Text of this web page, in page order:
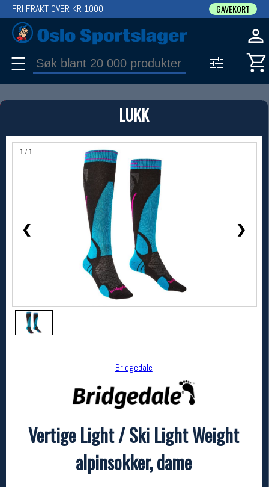
LUKK
1 / 1
❮ ❯
Bridgedale
Vertige Light / Ski Light Weight
alpinsokker, dame
FRI FRAKT OVER KR 1000 GAVEKORT
☰
PRODUKT
Produkter (1)
Bruk filter til å spisse søket
Bridgedale
Vertige Light / Ski Light Weight alpinsokker, dame
kr 349